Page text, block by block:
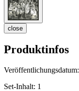
close
Produktinfos
Veröffentlichungsdatum:
Set-Inhalt: 1